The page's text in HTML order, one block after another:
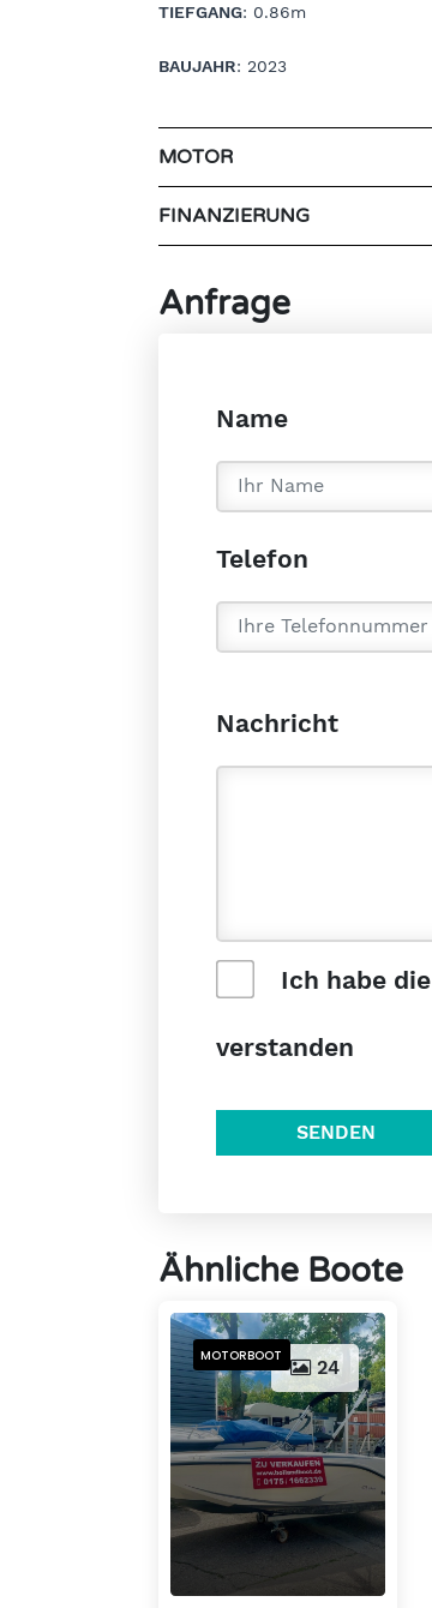
TIEFGANG: 0.86m
BAUJAHR: 2023
MOTOR
FINANZIERUNG
Anfrage
Name
Telefon
Nachricht
Ich habe die
verstanden
SENDEN
Ähnliche Boote
24
MOTORBOOT